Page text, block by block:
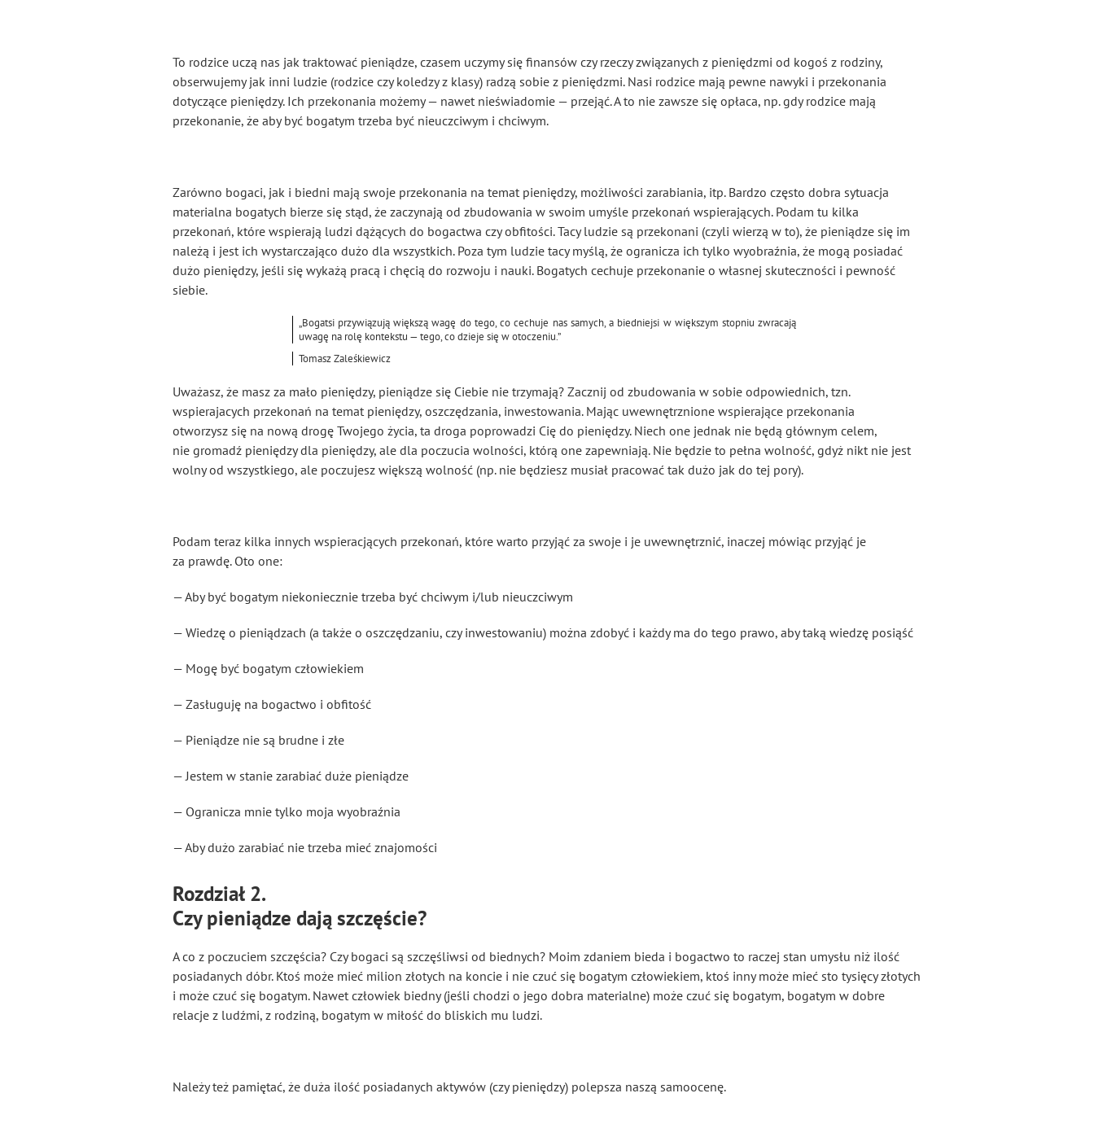
To rodzice uczą nas jak traktować pieniądze, czasem uczymy się finansów czy rzeczy związanych z pieniędzmi od kogoś z rodziny,
obserwujemy jak inni ludzie (rodzice czy koledzy z klasy) radzą sobie z pieniędzmi. Nasi rodzice mają pewne nawyki i przekonania
dotyczące pieniędzy. Ich przekonania możemy — nawet nieświadomie — przejąć. A to nie zawsze się opłaca, np. gdy rodzice mają
przekonanie, że aby być bogatym trzeba być nieuczciwym i chciwym.
Zarówno bogaci, jak i biedni mają swoje przekonania na temat pieniędzy, możliwości zarabiania, itp. Bardzo często dobra sytuacja
materialna bogatych bierze się stąd, że zaczynają od zbudowania w swoim umyśle przekonań wspierających. Podam tu kilka
przekonań, które wspierają ludzi dążących do bogactwa czy obfitości. Tacy ludzie są przekonani (czyli wierzą w to), że pieniądze się im
należą i jest ich wystarczająco dużo dla wszystkich. Poza tym ludzie tacy myślą, że ogranicza ich tylko wyobraźnia, że mogą posiadać
dużo pieniędzy, jeśli się wykażą pracą i chęcią do rozwoju i nauki. Bogatych cechuje przekonanie o własnej skuteczności i pewność
siebie.
„Bogatsi przywiązują większą wagę do tego, co cechuje nas samych, a biedniejsi w większym stopniu zwracają
uwagę na rolę kontekstu — tego, co dzieje się w otoczeniu.”
Tomasz Zaleśkiewicz
Uważasz, że masz za mało pieniędzy, pieniądze się Ciebie nie trzymają? Zacznij od zbudowania w sobie odpowiednich, tzn.
wspierajacych przekonań na temat pieniędzy, oszczędzania, inwestowania. Mając uwewnętrznione wspierające przekonania
otworzysz się na nową drogę Twojego życia, ta droga poprowadzi Cię do pieniędzy. Niech one jednak nie będą głównym celem,
nie gromadź pieniędzy dla pieniędzy, ale dla poczucia wolności, którą one zapewniają. Nie będzie to pełna wolność, gdyż nikt nie jest
wolny od wszystkiego, ale poczujesz większą wolność (np. nie będziesz musiał pracować tak dużo jak do tej pory).
Podam teraz kilka innych wspieracjących przekonań, które warto przyjąć za swoje i je uwewnętrznić, inaczej mówiąc przyjąć je
za prawdę. Oto one:
— Aby być bogatym niekoniecznie trzeba być chciwym i/lub nieuczciwym
— Wiedzę o pieniądzach (a także o oszczędzaniu, czy inwestowaniu) można zdobyć i każdy ma do tego prawo, aby taką wiedzę posiąść
— Mogę być bogatym człowiekiem
— Zasługuję na bogactwo i obfitość
— Pieniądze nie są brudne i złe
— Jestem w stanie zarabiać duże pieniądze
— Ogranicza mnie tylko moja wyobraźnia
— Aby dużo zarabiać nie trzeba mieć znajomości
Rozdział 2.
Czy pieniądze dają szczęście?
A co z poczuciem szczęścia? Czy bogaci są szczęśliwsi od biednych? Moim zdaniem bieda i bogactwo to raczej stan umysłu niż ilość
posiadanych dóbr. Ktoś może mieć milion złotych na koncie i nie czuć się bogatym człowiekiem, ktoś inny może mieć sto tysięcy złotych
i może czuć się bogatym. Nawet człowiek biedny (jeśli chodzi o jego dobra materialne) może czuć się bogatym, bogatym w dobre
relacje z ludźmi, z rodziną, bogatym w miłość do bliskich mu ludzi.
Należy też pamiętać, że duża ilość posiadanych aktywów (czy pieniędzy) polepsza naszą samoocenę.